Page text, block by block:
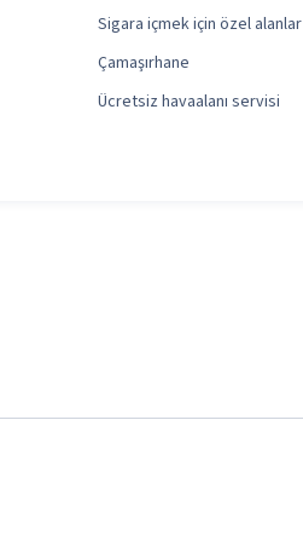
Sigara içmek için özel alanlar
Çamaşırhane
Ücretsiz havaalanı servisi